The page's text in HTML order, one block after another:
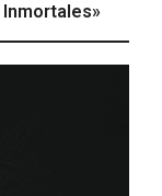
Inmortales»